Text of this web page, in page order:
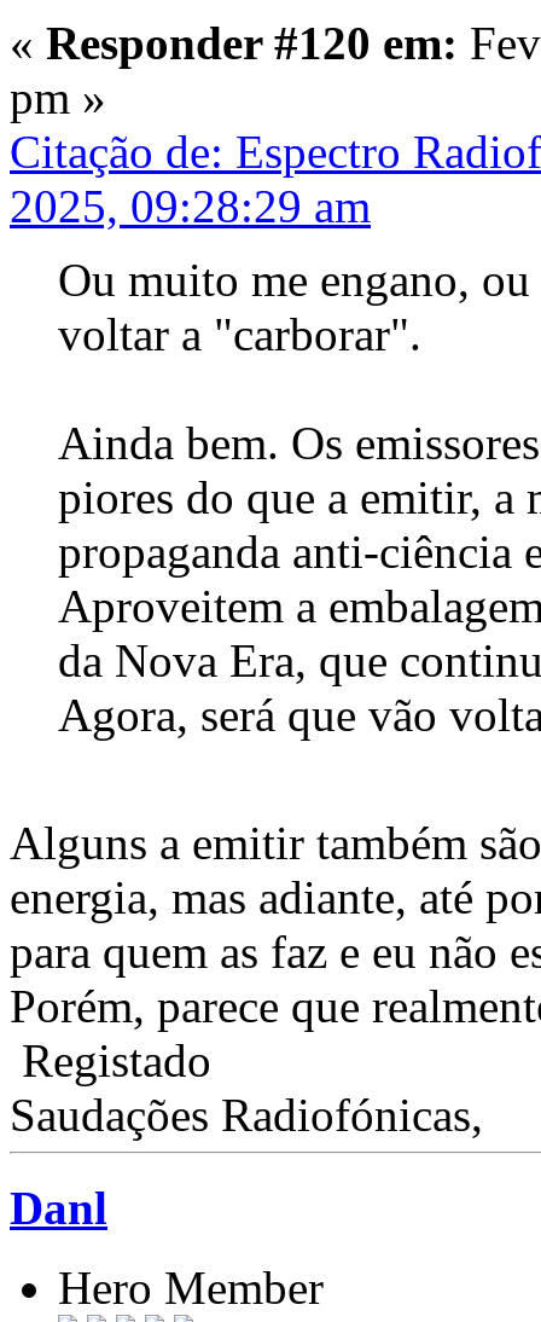
« Responder #120 em:
pm »
Citação de: Espectro
2025, 09:28:29 am
Ou muito me engano,
voltar a "carborar".
Ainda bem. Os
piores do que a emitir, a
propaganda anti-ciência
Aproveitem a
da Nova Era, que
Agora, será que vão
Alguns a emitir também
energia, mas adiante, até
para quem as faz e eu não
Porém, parece que
Registado
Saudações Radiofónicas,
Danl
Hero Member